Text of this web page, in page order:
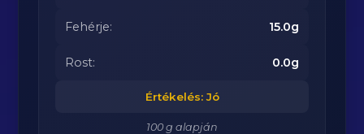
Fehérje: 15.0g
Rost: 0.0g
Értékelés: Jó
100 g alapján